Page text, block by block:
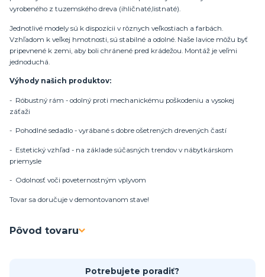
vyrobeného z tuzemského dreva (ihličnaté,listnaté).
Jednotlivé modely sú k dispozícii v rôznych veľkostiach a farbách.
Vzhľadom k veľkej hmotnosti, sú stabilné a odolné. Naše lavice môžu byť
pripevnené k zemi, aby boli chránené pred krádežou. Montáž je veľmi
jednoduchá.
Výhody našich produktov:
- Róbustný rám - odolný proti mechanickému poškodeniu a vysokej
záťaži
- Pohodlné sedadlo - vyrábané s dobre ošetrených drevených častí
- Estetický vzhľad - na základe súčasných trendov v nábytkárskom
priemysle
- Odolnosť voči poveternostným vplyvom
Tovar sa doručuje v demontovanom stave!
Pôvod tovaru
Potrebujete poradiť?